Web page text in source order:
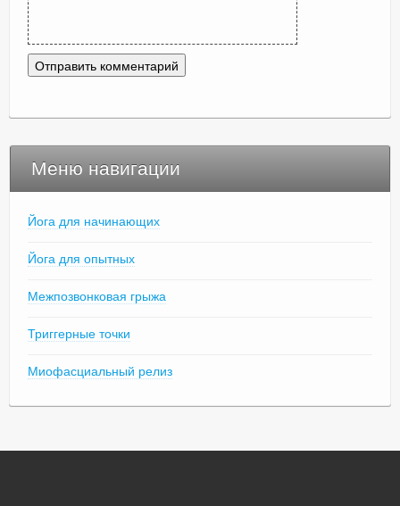
Меню навигации
Йога для начинающих
Йога для опытных
Межпозвонковая грыжа
Триггерные точки
Миофасциальный релиз